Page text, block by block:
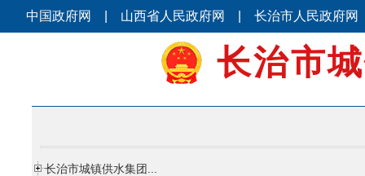
中国政府网 山西省人民政府网 长治市人民政府网
长治市
长治市城镇供水集团...